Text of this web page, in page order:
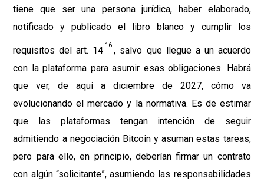
tiene que ser una persona jurídica, haber elaborado,
notificado y publicado el libro blanco y cumplir los
requisitos del art. 14
[16]
, salvo que llegue a un acuerdo
con la plataforma para asumir esas obligaciones. Habrá
que ver, de aquí a diciembre de 2027, cómo va
evolucionando el mercado y la normativa. Es de estimar
que las plataformas tengan intención de seguir
admitiendo a negociación Bitcoin y asuman estas tareas,
pero para ello, en principio, deberían firmar un contrato
con algún “solicitante”, asumiendo las responsabilidades